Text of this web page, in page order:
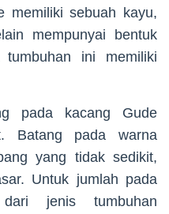
memiliki sebuah kayu,
mempunyai bentuk
ini memiliki
pada kacang Gude
Batang pada warna
yang tidak sedikit,
Untuk jumlah pada
dari jenis tumbuhan